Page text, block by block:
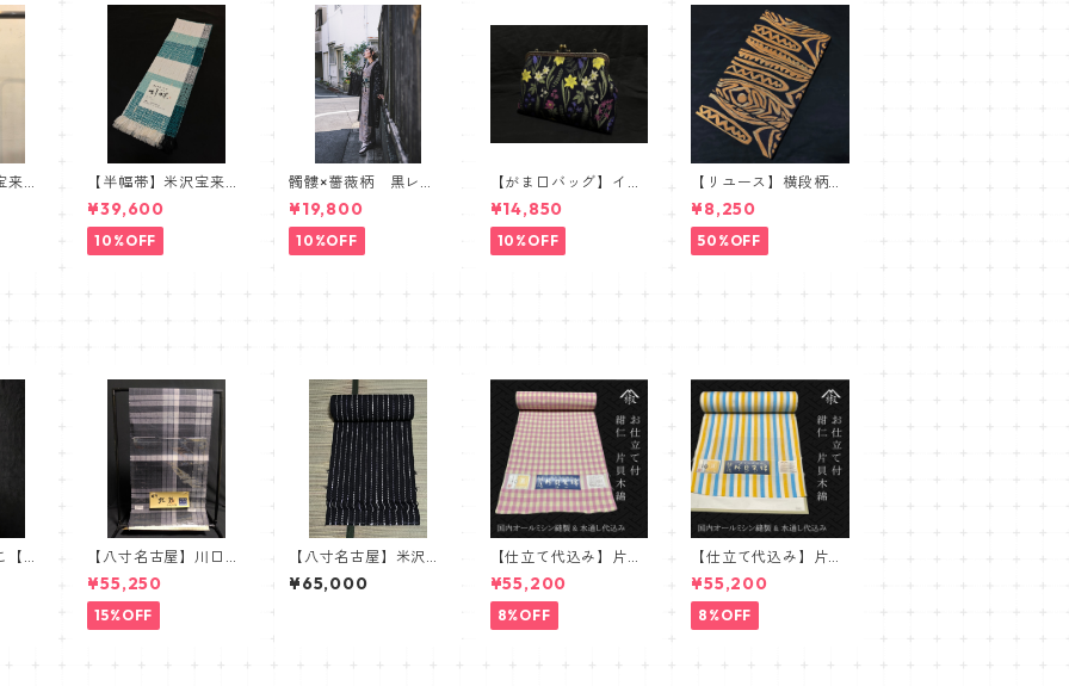
来
【半幅帯】米沢宝来
織・近賢織物謹製【単
衣仕立て】
¥39,600
10%OFF
髑髏×薔薇柄 黒レー
ス羽織 髑髏 薔薇
スカル ローズ
¥19,800
10%OFF
【がま口バッグ】イタ
リアジャガードボタニ
カル【ワイドサイズ】
¥14,850
10%OFF
【リユース】横段柄洒
落袋帯【本袋織】
¥8,250
50%OFF
Ro
【八寸名古屋】川口織
物 虹彩 麻八寸名古
屋帯 モノトーン
黒 グレー
¥55,250
15%OFF
【八寸名古屋】米沢
近賢織物 おしゃれ八
寸帯 流星
¥65,000
【仕立て代込み】片貝
木綿 紺仁 細かいチ
ェック 生成り ピン
ク
¥55,200
8%OFF
【仕立て代込み】片貝
木綿 ストライプ 白
青黄
¥55,200
8%OFF